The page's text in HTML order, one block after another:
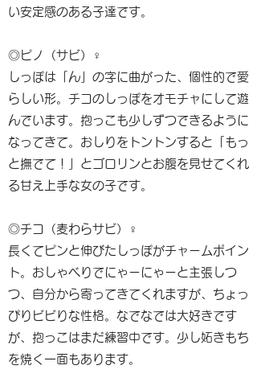
い安定感のある子達です。
◎ピノ（サビ）♀
しっぽは「ん」の字に曲がった、個性的で愛
らしい形。チコのしっぽをオモチャにして遊
んでいます。抱っこも少しずつできるように
なってきて。おしりをトントンすると「もっ
と撫でて！」とゴロリンとお腹を見せてくれ
る甘え上手な女の子です。
◎チコ（麦わらサビ）♀
長くてピンと伸びたしっぽがチャームポイン
ト。おしゃべりでにゃーにゃーと主張しつ
つ、自分から寄ってきてくれますが、ちょっ
ぴりビビりな性格。なでなでは大好きです
が、抱っこはまだ練習中です。少し妬きもち
を焼く一面もあります。